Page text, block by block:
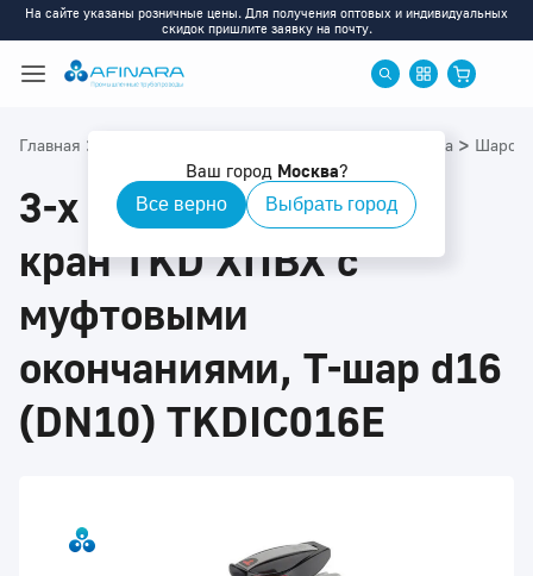
На сайте указаны розничные цены. Для получения оптовых и индивидуальных
скидок пришлите заявку на почту.
Ваш город Москва?
Все верно Выбрать город
Главная > ХПВХ: Запорная арматура >
3-х ходовой шаровой
кран TKD ХПВХ с
муфтовыми
окончаниями, Т-шар d16
(DN10) TKDIC016E